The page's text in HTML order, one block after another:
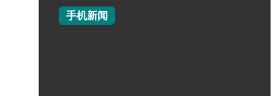
手机新闻